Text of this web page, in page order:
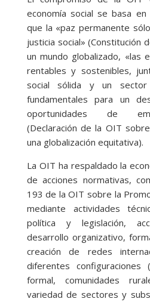
economía social se basa
que la «paz permanente
justicia social» (Constitución
un mundo globalizado, «las
rentables y sostenibles,
social sólida y un sector
fundamentales para un
oportunidades de
(Declaración de la OIT
una globalización equitativa).
La OIT ha respaldado la
de acciones normativas,
193 de la OIT sobre la
mediante actividades
política y legislación,
desarrollo organizativo,
creación de redes
diferentes configuraciones
formal, comunidades
variedad de sectores y